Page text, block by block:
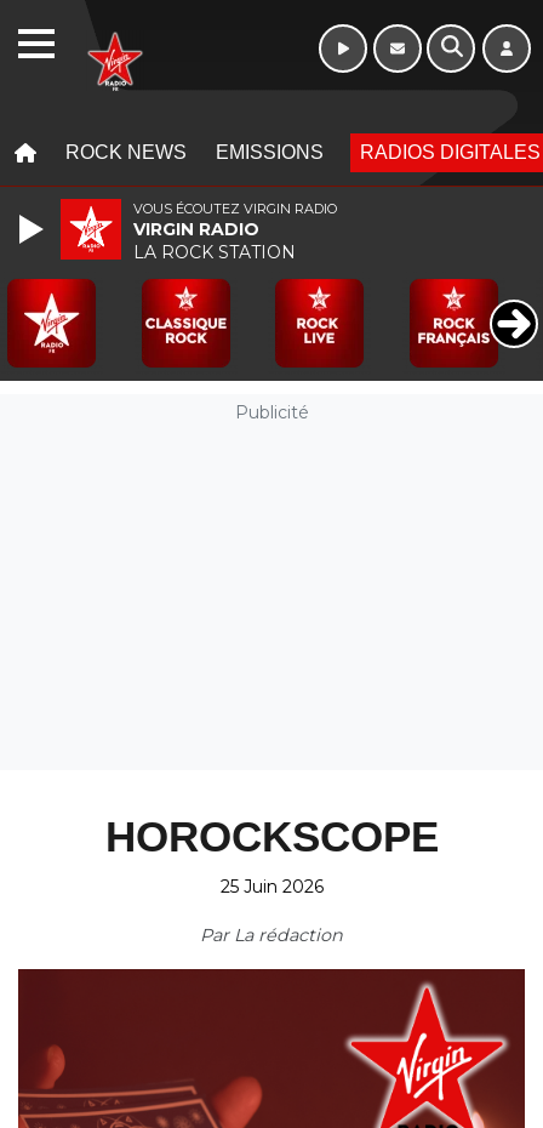
ROCK NEWS EMISSIONS RADIOS DIGITALES
Publicité
HOROCKSCOPE
25 Juin 2026
Par La rédaction
VOUS ÉCOUTEZ VIRGIN RADIO
VIRGIN RADIO
LA ROCK STATION
WEBRADIO